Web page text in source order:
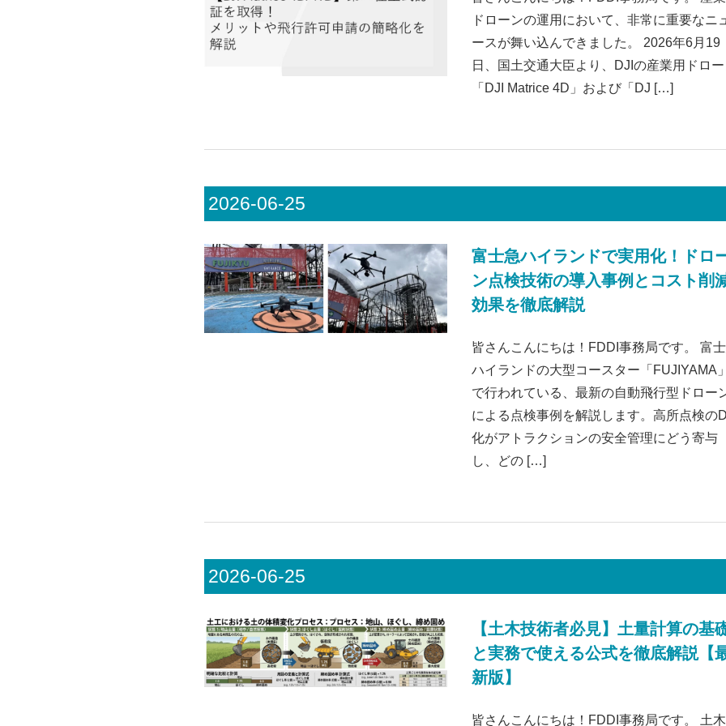
ドローンの運用において、非常に重要なニュ
ースが舞い込んできました。 2026年6月19
日、国土交通大臣より、DJIの産業用ドロー
「DJI Matrice 4D」および「DJ […]
2026-06-25
富士急ハイランドで実用化！ドロ
ン点検技術の導入事例とコスト削
効果を徹底解説
皆さんこんにちは！FDDI事務局です。 富
ハイランドの大型コースター「FUJIYAMA」
で行われている、最新の自動飛行型ドロー
による点検事例を解説します。高所点検の
化がアトラクションの安全管理にどう寄与
し、どの […]
2026-06-25
【土木技術者必見】土量計算の基
と実務で使える公式を徹底解説【
新版】
皆さんこんにちは！FDDI事務局です。 土